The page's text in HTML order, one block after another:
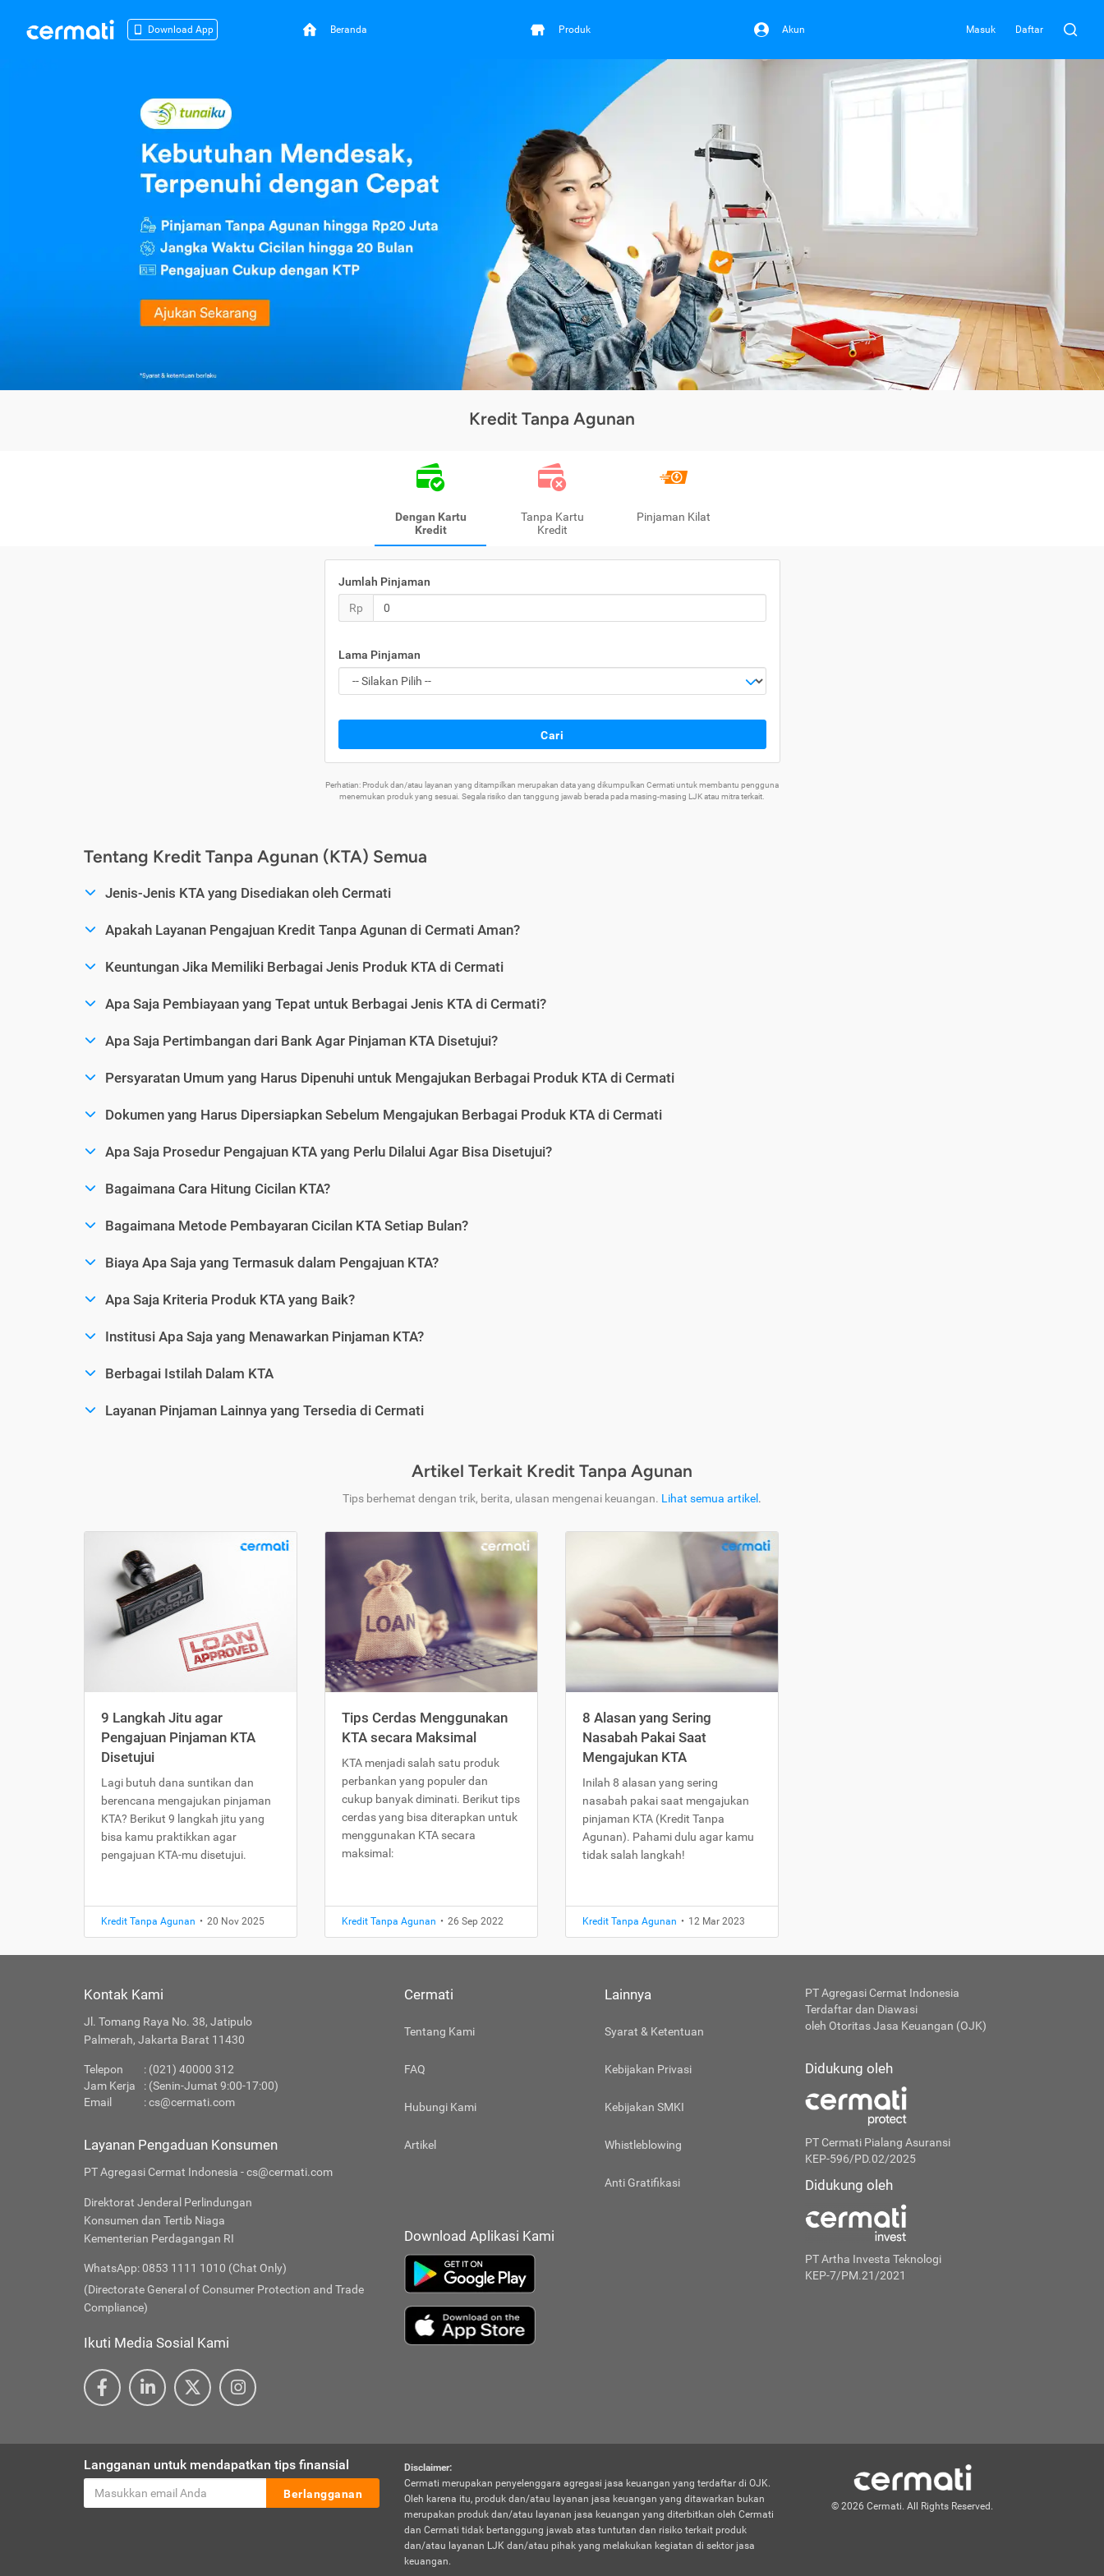
Download App Beranda Produk Akun Masuk Daftar
Kredit Tanpa Agunan
Dengan Kartu
Kredit
Tanpa Kartu
Kredit
Pinjaman Kilat
Jumlah Pinjaman
Rp
Lama Pinjaman
Cari
Perhatian: Produk dan/atau layanan yang ditampilkan merupakan data yang dikumpulkan Cermati untuk membantu pengguna
menemukan produk yang sesuai. Segala risiko dan tanggung jawab berada pada masing-masing LJK atau mitra terkait.
Tentang Kredit Tanpa Agunan (KTA) Semua
Jenis-Jenis KTA yang Disediakan oleh Cermati
Apakah Layanan Pengajuan Kredit Tanpa Agunan di Cermati Aman?
Keuntungan Jika Memiliki Berbagai Jenis Produk KTA di Cermati
Apa Saja Pembiayaan yang Tepat untuk Berbagai Jenis KTA di Cermati?
Apa Saja Pertimbangan dari Bank Agar Pinjaman KTA Disetujui?
Persyaratan Umum yang Harus Dipenuhi untuk Mengajukan Berbagai Produk KTA di Cermati
Dokumen yang Harus Dipersiapkan Sebelum Mengajukan Berbagai Produk KTA di Cermati
Apa Saja Prosedur Pengajuan KTA yang Perlu Dilalui Agar Bisa Disetujui?
Bagaimana Cara Hitung Cicilan KTA?
Bagaimana Metode Pembayaran Cicilan KTA Setiap Bulan?
Biaya Apa Saja yang Termasuk dalam Pengajuan KTA?
Apa Saja Kriteria Produk KTA yang Baik?
Institusi Apa Saja yang Menawarkan Pinjaman KTA?
Berbagai Istilah Dalam KTA
Layanan Pinjaman Lainnya yang Tersedia di Cermati
Artikel Terkait Kredit Tanpa Agunan
Tips berhemat dengan trik, berita, ulasan mengenai keuangan. Lihat semua artikel .
9 Langkah Jitu agar
Pengajuan Pinjaman KTA
Disetujui
Lagi butuh dana suntikan dan
berencana mengajukan pinjaman
KTA? Berikut 9 langkah jitu yang
bisa kamu praktikkan agar
pengajuan KTA-mu disetujui.
Kredit Tanpa Agunan • 20 Nov 2025
Tips Cerdas Menggunakan
KTA secara Maksimal
KTA menjadi salah satu produk
perbankan yang populer dan
cukup banyak diminati. Berikut tips
cerdas yang bisa diterapkan untuk
menggunakan KTA secara
maksimal:
Kredit Tanpa Agunan • 26 Sep 2022
8 Alasan yang Sering
Nasabah Pakai Saat
Mengajukan KTA
Inilah 8 alasan yang sering
nasabah pakai saat mengajukan
pinjaman KTA (Kredit Tanpa
Agunan). Pahami dulu agar kamu
tidak salah langkah!
Kredit Tanpa Agunan • 12 Mar 2023
Kontak Kami
Jl. Tomang Raya No. 38, Jatipulo
Palmerah, Jakarta Barat 11430
Telepon
: (021) 40000 312
Jam Kerja
: (Senin-Jumat 9:00-17:00)
Email
:cs@cermati.com
Layanan Pengaduan Konsumen
PT Agregasi Cermat Indonesia - cs@cermati.com
Direktorat Jenderal Perlindungan
Konsumen dan Tertib Niaga
Kementerian Perdagangan RI
WhatsApp: 0853 1111 1010 (Chat Only)
(Directorate General of Consumer Protection and Trade
Compliance)
Ikuti Media Sosial Kami
Cermati
Tentang Kami
FAQ
Hubungi Kami
Artikel
Lainnya
Syarat & Ketentuan
Kebijakan Privasi
Kebijakan SMKI
Whistleblowing
Anti Gratifikasi
Download Aplikasi Kami
PT Agregasi Cermat Indonesia
Terdaftar dan Diawasi
oleh Otoritas Jasa Keuangan (OJK)
Didukung oleh
PT Cermati Pialang Asuransi
KEP-596/PD.02/2025
Didukung oleh
PT Artha Investa Teknologi
KEP-7/PM.21/2021
Langganan untuk mendapatkan tips finansial
Berlangganan
Disclaimer:
Cermati merupakan penyelenggara agregasi jasa keuangan yang terdaftar di OJK.
Oleh karena itu, produk dan/atau layanan jasa keuangan yang ditawarkan bukan
merupakan produk dan/atau layanan jasa keuangan yang diterbitkan oleh Cermati
dan Cermati tidak bertanggung jawab atas tuntutan dan risiko terkait produk
dan/atau layanan LJK dan/atau pihak yang melakukan kegiatan di sektor jasa
keuangan.
© 2026 Cermati. All Rights Reserved.